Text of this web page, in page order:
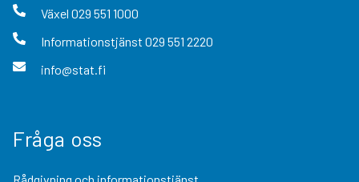
Växel 029 551 1000
Informationstjänst 029 551 2220
info@stat.fi
Fråga oss
Rådgivning och informationstjänst